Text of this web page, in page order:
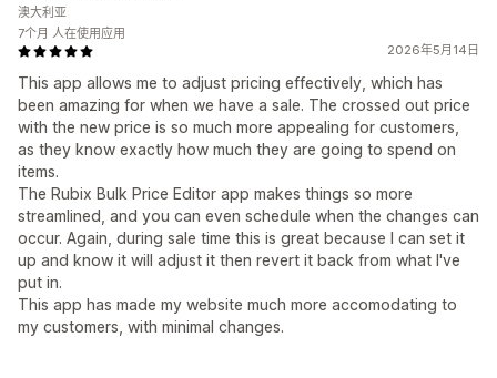
2026年5月14日
This app allows me to adjust pricing effectively, which has
been amazing for when we have a sale. The crossed out price
with the new price is so much more appealing for customers,
as they know exactly how much they are going to spend on
items.
The Rubix Bulk Price Editor app makes things so more
streamlined, and you can even schedule when the changes can
occur. Again, during sale time this is great because I can set it
up and know it will adjust it then revert it back from what I've
put in.
This app has made my website much more accomodating to
my customers, with minimal changes.
澳大利亚
7个月 人在使用应用